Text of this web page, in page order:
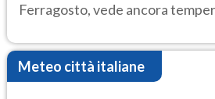
Ferragosto, vede ancora
Meteo città italiane